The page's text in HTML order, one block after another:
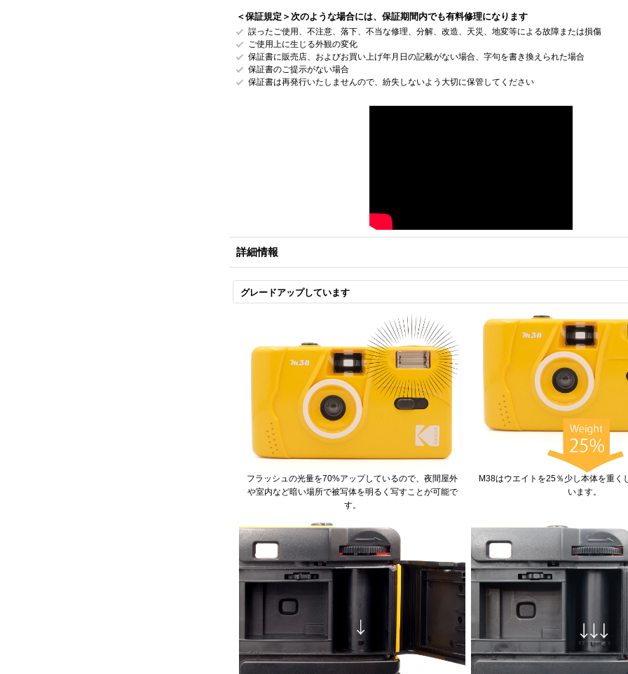
＜保証規定＞次のような場合には、保証期間内でも有料修理になります
誤ったご使用、不注意、落下、不当な修理、分解、改造、天災、地変等による故障または損傷
ご使用上に生じる外観の変化
保証書に販売店、およびお買い上げ年月日の記載がない場合、字句を書き換えられた場合
保証書のご提示がない場合
保証書は再発行いたしませんので、紛失しないよう大切に保管してください
詳細情報
グレードアップしています
フラッシュの光量を70%アップしているので、夜間屋外
や室内など暗い場所で被写体を明るく写すことが可能で
す。
M38はウエイトを25％少し本体を重く
います。